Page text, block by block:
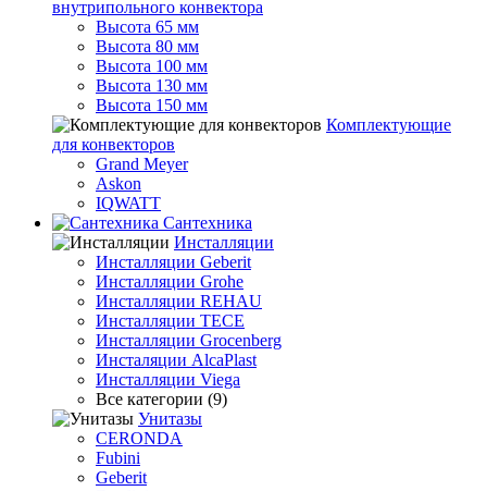
внутрипольного конвектора
Высота 65 мм
Высота 80 мм
Высота 100 мм
Высота 130 мм
Высота 150 мм
Комплектующие
для конвекторов
Grand Meyer
Askon
IQWATT
Сантехника
Инсталляции
Инсталляции Geberit
Инсталляции Grohe
Инсталляции REHAU
Инсталляции TECE
Инсталляции Grocenberg
Инсталяции AlcaPlast
Инсталляции Viega
Все категории (9)
Унитазы
CERONDA
Fubini
Geberit